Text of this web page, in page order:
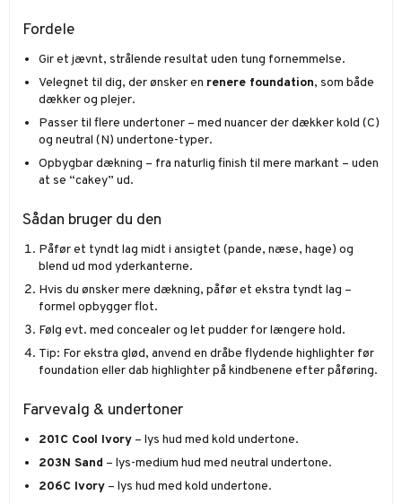
Fordele
Gir et jævnt, strålende resultat uden tung fornemmelse.
Velegnet til dig, der ønsker en renere foundation, som både
dækker og plejer.
Passer til flere undertoner – med nuancer der dækker kold (C)
og neutral (N) undertone-typer.
Opbygbar dækning – fra naturlig finish til mere markant – uden
at se “cakey” ud.
Sådan bruger du den
Påfør et tyndt lag midt i ansigtet (pande, næse, hage) og
blend ud mod yderkanterne.
Hvis du ønsker mere dækning, påfør et ekstra tyndt lag –
formel opbygger flot.
Følg evt. med concealer og let pudder for længere hold.
Tip: For ekstra glød, anvend en dråbe flydende highlighter før
foundation eller dab highlighter på kindbenene efter påføring.
Farvevalg & undertoner
201C Cool Ivory– lys hud med kold undertone.
203N Sand – lys-medium hud med neutral undertone.
206C Ivory– lys hud med kold undertone.